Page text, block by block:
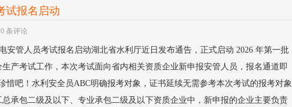
试报名启动
0 条评论
安管人员考试报名启动湖北省水利厅近日发布通告，正式启动 2026 年第一批
产考试工作，本次考试面向省内相关资质企业新申报安管人员，报名通道即
惜吧！水利安全员ABC明确报考对象，证书延续无需参考本次考试的报考对象
承包二级及以下、专业承包二级及以下资质企业中，新申报的企业主要负责